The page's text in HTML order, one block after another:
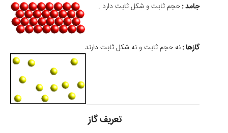
جامد :حجم ثابت و شکل ثابت دارد .
گازها :نه حجم ثابت و نه شکل ثابت دارند
تعریف گاز